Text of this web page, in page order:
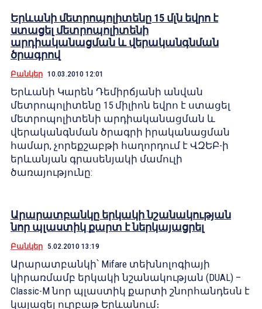
Երևանի մետրոպոլիտենը 15 մլն եվրո է
ստացել մետրոպոլիտենի
արդիականացման և վերականգնման
ծրագրով
Բանկեր 10.03.2010 12:01
Երևանի Կարեն Դեմիրճյանի անվան
մետրոպոլիտենը 15 միլիոն եվրո է ստացել
մետրոպոլիտենի արդիականացման և
վերականգնման ծրագրի իրականացման
համար, չորեքշաբթի հաղորդում է ՎԶԵԲ-ի
երևանյան գրասենյակի մամուլի
ծառայությունը:
Արարատբանկը երկակի նշանակության
նոր պլաստիկ քարտ է ներկայացրել
Բանկեր 5.02.2010 13:19
Արարատբանկի՝ Mifare տեխնոլոգիայի
կիրառմամբ երկակի նշանակության (DUAL) –
Classic-M նոր պլաստիկ քարտի շնորհանդեսն է
կայացել ուրբաթ Երևանում։